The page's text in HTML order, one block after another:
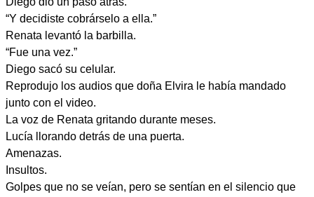
“Y decidiste cobrárselo a ella.”
Renata levantó la barbilla.
“Fue una vez.”
Diego sacó su celular.
Reprodujo los audios que doña Elvira le había mandado
junto con el video.
La voz de Renata gritando durante meses.
Lucía llorando detrás de una puerta.
Amenazas.
Insultos.
Golpes que no se veían, pero se sentían en el silencio que